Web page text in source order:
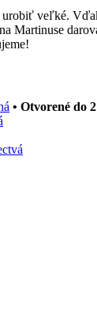
urobiť veľké.
Martinuse
• Otvorené do